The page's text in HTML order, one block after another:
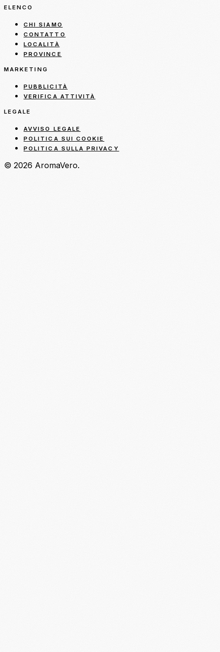
ELENCO
CHI SIAMO
CONTATTO
LOCALITÀ
PROVINCE
MARKETING
PUBBLICITÀ
VERIFICA ATTIVITÀ
LEGALE
AVVISO LEGALE
POLITICA SUI COOKIE
POLITICA SULLA PRIVACY
© 2026 AromaVero.